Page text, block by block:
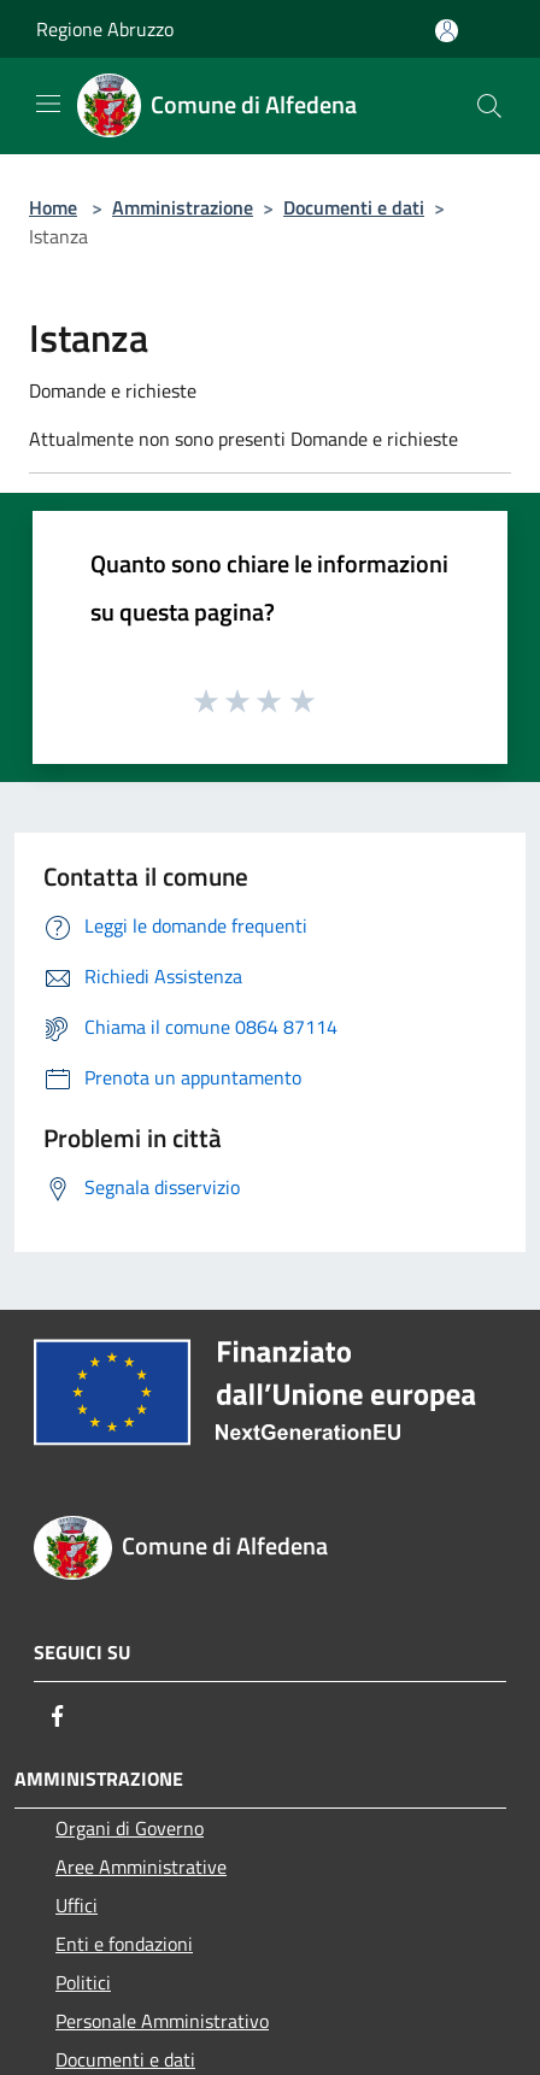
Regione Abruzzo
Comune di Alfedena
Home > Amministrazione > Documenti e dati >
Istanza
Istanza
Domande e richieste
Attualmente non sono presenti Domande e richieste
Quanto sono chiare le informazioni
su questa pagina?
Contatta il comune
Leggi le domande frequenti
Richiedi Assistenza
Chiama il comune 0864 87114
Prenota un appuntamento
Problemi in città
Segnala disservizio
Comune di Alfedena
SEGUICI SU
AMMINISTRAZIONE
Organi di Governo
Aree Amministrative
Uffici
Enti e fondazioni
Politici
Personale Amministrativo
Documenti e dati